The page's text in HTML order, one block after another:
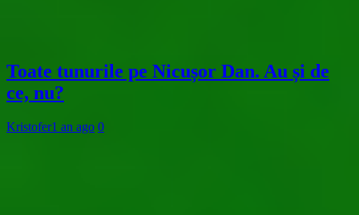
Toate tunurile pe Nicușor Dan. Au și de
ce, nu?
Kristofer1 an ago 0